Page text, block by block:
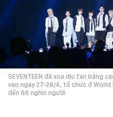
SEVENTEEN đã xoa dịu fan bằng
vào ngày 27-28/4, tổ chức ở
đến 66 nghìn người